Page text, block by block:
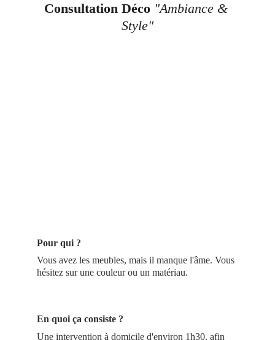
Consultation Déco "Ambiance &
Style"
Pour qui ?
Vous avez les meubles, mais il manque l'âme. Vous
hésitez sur une couleur ou un matériau.
En quoi ça consiste ?
Une intervention à domicile d'environ 1h30, afin